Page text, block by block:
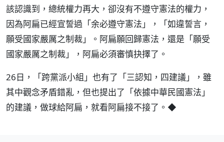
該認識到，總統權力再大，卻沒有不遵守憲法的權力，
因為阿扁已經宣誓過「余必遵守憲法」，「如違誓言，
願受國家嚴厲之制裁」。阿扁願回歸憲法，還是「願受
國家嚴厲之制裁」，阿扁必須審慎抉擇了。
26日，「跨黨派小組」也有了「三認知，四建議」，雖
其中觀念矛盾錯亂，但也提出了「依據中華民國憲法」
的建議，做球給阿扁，就看阿扁接不接了。◆